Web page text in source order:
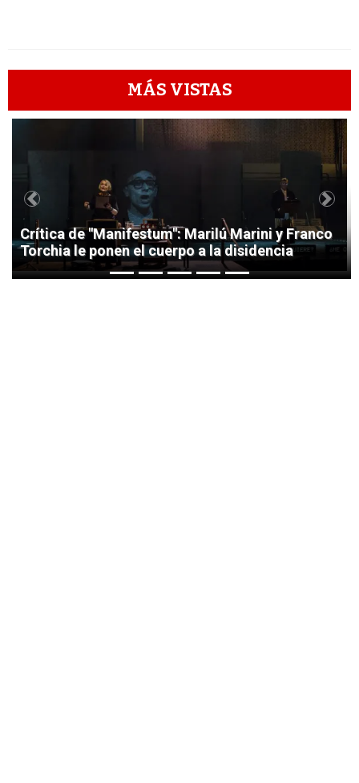
MÁS VISTAS
1
Crítica de "Manifestum": Marilú Marini y Franco
Torchia le ponen el cuerpo a la disidencia
Previous Next